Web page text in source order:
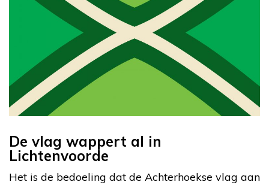
De vlag wappert al in
Lichtenvoorde
Het is de bedoeling dat de Achterhoekse vlag aan